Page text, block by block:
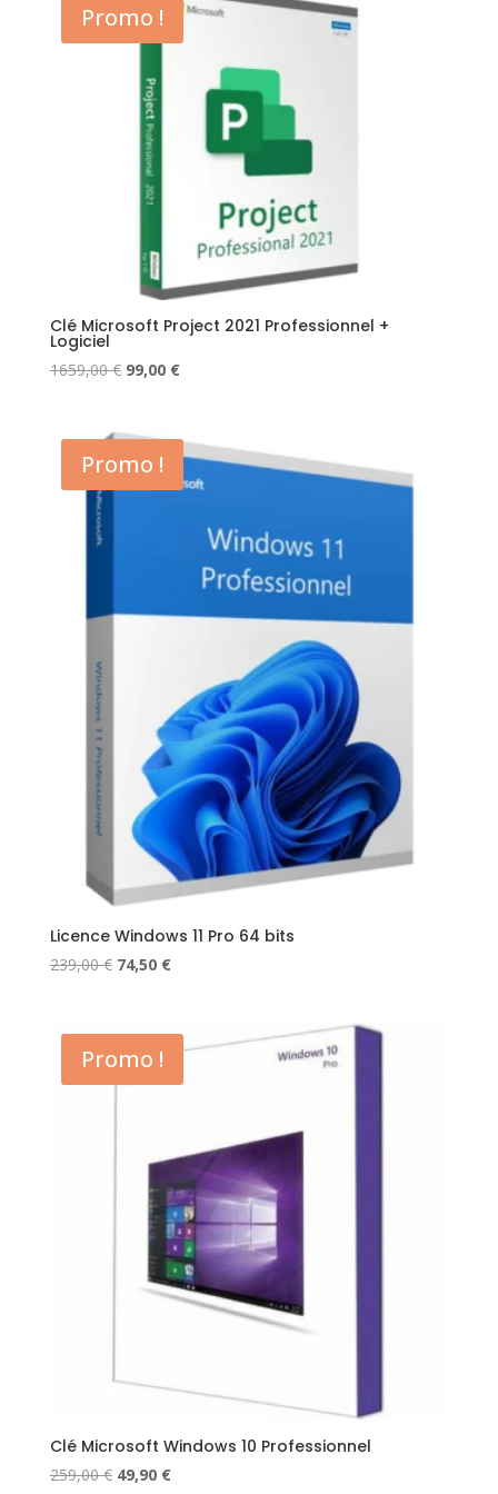
889,00 €. 99,00 €.
Promo !
Clé Microsoft Project 2021 Professionnel +
Logiciel
1659,00€ Le
était :
1659,00 €.
99,00 €Le
est :
99,00 €.
Promo !
Licence Windows 11 Pro 64 bits
239,00€ Le
était :
239,00 €.
74,50 €Le
est :
Promo !
Clé Microsoft Windows 10 Professionnel
259,00€ Le
49,90 €Le